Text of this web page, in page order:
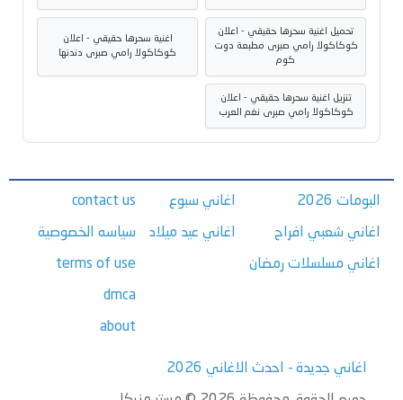
تحميل اغنية سحرها حقيقي - اعلان
كوكاكولا رامي صبرى مطبعة دوت
كوم
اغنية سحرها حقيقي - اعلان
كوكاكولا رامي صبرى دندنها
تنزيل اغنية سحرها حقيقي - اعلان
كوكاكولا رامي صبرى نغم العرب
البومات 2026
اغاني شعبي افراح
اغاني مسلسلات رمضان
اغاني سبوع
اغاني عيد ميلاد
contact us
سياسه الخصوصية
terms of use
dmca
about
اغاني جديدة - احدث الاغاني 2026